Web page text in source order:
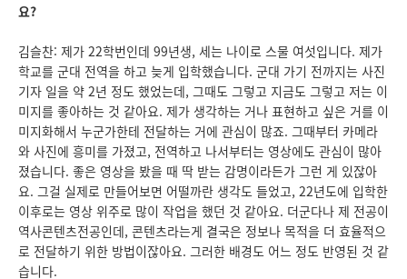
요?
김슬찬: 제가 22학번인데 99년생, 세는 나이로 스물 여섯입니다. 제가
학교를 군대 전역을 하고 늦게 입학했습니다. 군대 가기 전까지는 사진
기자 일을 약 2년 정도 했었는데, 그때도 그렇고 지금도 그렇고 저는 이
미지를 좋아하는 것 같아요. 제가 생각하는 거나 표현하고 싶은 거를 이
미지화해서 누군가한테 전달하는 거에 관심이 많죠. 그때부터 카메라
와 사진에 흥미를 가졌고, 전역하고 나서부터는 영상에도 관심이 많아
졌습니다. 좋은 영상을 봤을 때 딱 받는 감명이라든가 그런 게 있잖아
요. 그걸 실제로 만들어보면 어떨까란 생각도 들었고, 22년도에 입학한
이후로는 영상 위주로 많이 작업을 했던 것 같아요. 더군다나 제 전공이
역사콘텐츠전공인데, 콘텐츠라는게 결국은 정보나 목적을 더 효율적으
로 전달하기 위한 방법이잖아요. 그러한 배경도 어느 정도 반영된 것 같
습니다.